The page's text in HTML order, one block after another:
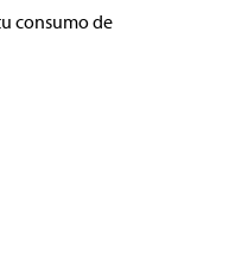
consumo de